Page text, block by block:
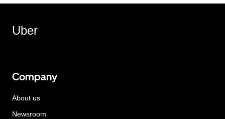
Uber
Company
About us
Newsroom